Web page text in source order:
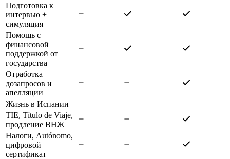
Подготовка к
интервью +
симуляция
Помощь с
финансовой
поддержкой от
государства
Отработка
дозапросов и
апелляции
Жизнь в Испании
TIE, Título de Viaje,
продление ВНЖ
Налоги, Autónomo,
цифровой
сертификат